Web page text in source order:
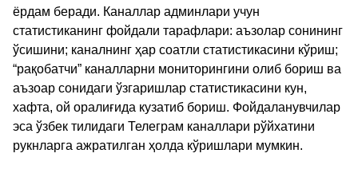
ёрдам беради. Каналлар админлари учун
статистиканинг фойдали тарафлари: аъзолар сонининг
ўсишини; каналнинг ҳар соатли статистикасини кўриш;
“рақобатчи” каналларни мониторингини олиб бориш ва
аъзоар сонидаги ўзгаришлар статистикасини кун,
хафта, ой оралиғида кузатиб бориш. Фойдаланувчилар
эса ўзбек тилидаги Телеграм каналлари рўйхатини
рукнларга ажратилган ҳолда кўришлари мумкин.